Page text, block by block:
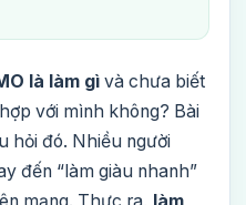
là làm gì và chưa biết
với mình không? Bài
hỏi đó. Nhiều người
đến “làm giàu nhanh”